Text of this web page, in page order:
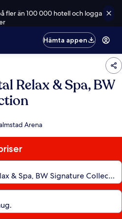
fler än 100 000 hotell och logga
Hämta appen
Relax & Spa, BW
Arena